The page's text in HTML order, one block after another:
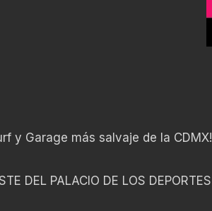
y Garage más salvaje de la CDMX!
DEL PALACIO DE LOS DEPORTES